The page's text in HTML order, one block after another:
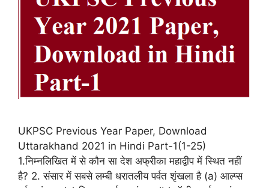
UKPSC Previous Year Paper, Download
Uttarakhand 2021 in Hindi Part-1(1-25)
1.निम्नलिखित में से कौन सा देश अफ्रीका महाद्वीप में स्थित नहीं
है? 2. संसार में सबसे लम्बी धरातलीय पर्वत शृंखला है (a) आल्प्स